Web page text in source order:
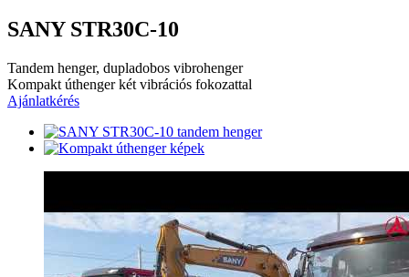
SANY STR30C-10
Tandem henger, dupladobos vibrohenger
Kompakt úthenger két vibrációs fokozattal
Ajánlatkérés